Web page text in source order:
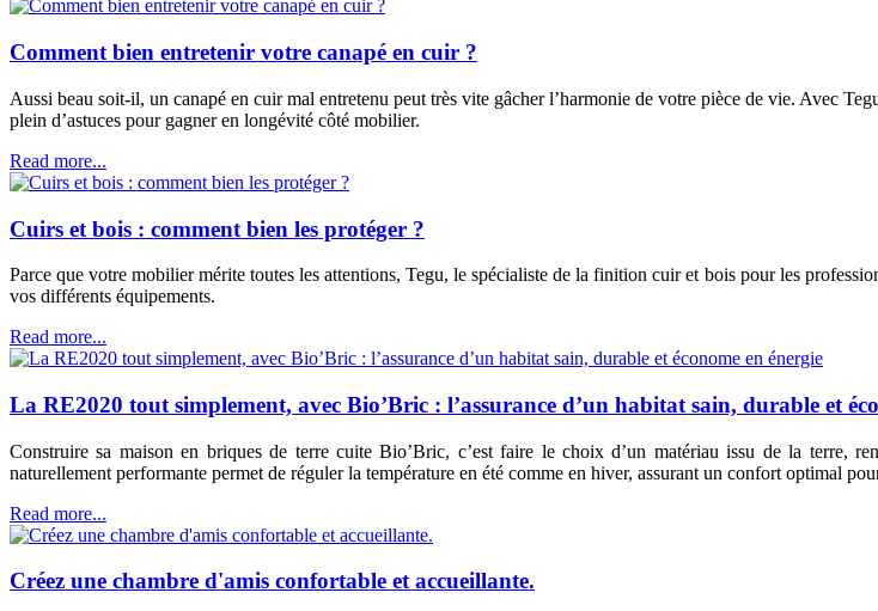
Comment bien entretenir votre canapé en cuir ?
Aussi beau soit-il, un canapé en cuir mal entretenu peut très vite gâcher l’harmonie de votre pièce de vie. Avec
plein d’astuces pour gagner en longévité côté mobilier.
Read more...
Cuirs et bois : comment bien les protéger ?
Parce que votre mobilier mérite toutes les attentions, Tegu, le spécialiste de la finition cuir et bois pour les
vos différents équipements.
Read more...
La RE2020 tout simplement, avec Bio’Bric : l’assurance d’un habitat sain, durable et
Construire sa maison en briques de terre cuite Bio’Bric, c’est faire le choix d’un matériau issu de la terre,
naturellement performante permet de réguler la température en été comme en hiver, assurant un confort optimal
Read more...
Créez une chambre d'amis confortable et accueillante.